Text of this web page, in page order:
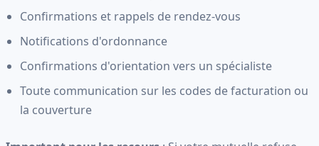
Confirmations et rappels de rendez-vous
Notifications d'ordonnance
Confirmations d'orientation vers un spécialiste
Toute communication sur les codes de facturation ou
la couverture